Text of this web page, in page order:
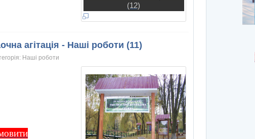
(12)
агітація - Наші роботи (11)
Нашi роботи